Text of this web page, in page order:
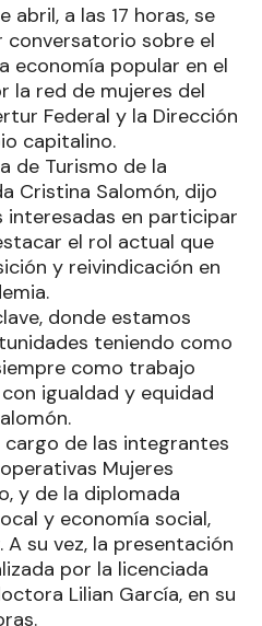
abril, a las 17 horas, se
conversatorio sobre el
economía popular en el
la red de mujeres del
Federal y la Dirección
capitalino.
de Turismo de la
Cristina Salomón, dijo
interesadas en participar
el rol actual que
y reivindicación en
donde estamos
teniendo como
como trabajo
igualdad y equidad
de las integrantes
Mujeres
y de la diplomada
y economía social,
A su vez, la presentación
por la licenciada
Lilian García, en su